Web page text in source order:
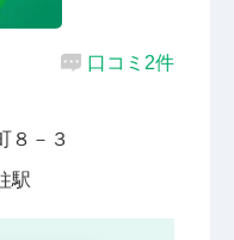
口コミ2件
８－３
駅